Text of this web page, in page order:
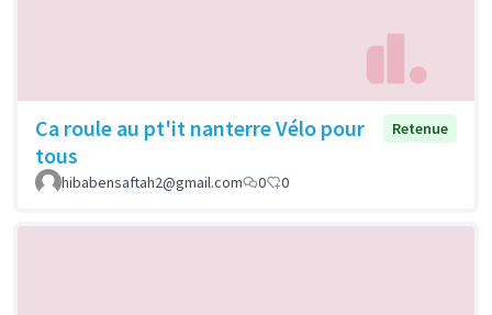
Ca roule au pt'it nanterre Vélo pour
tous
Retenue
hibabensaftah2@gmail.com 0 0